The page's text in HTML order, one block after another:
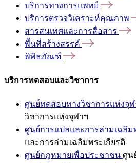
บริการทางการแพทย์
บริการตรวจวิเคราะห์คุณภาพ
สารสนเทศและการสื่อสาร
พื้นที่สร้างสรรค์
พิพิธภัณฑ์
บริการทดสอบและวิชาการ
ศูนย์ทดสอบทางวิชาการแห่งจุฬ
วิชาการแห่งจุฬาฯ
ศูนย์การแปลและการล่ามเฉลิม
และการล่ามเฉลิมพระเกียรติ
ศูนย์กฎหมายเพื่อประชาชน ศูน